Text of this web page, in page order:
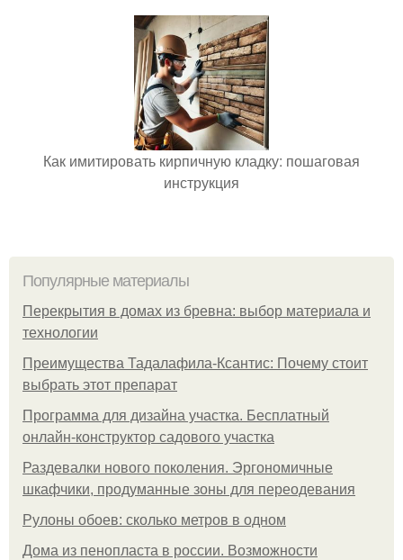
Как имитировать кирпичную кладку: пошаговая
инструкция
Популярные материалы
Перекрытия в домах из бревна: выбор материала и
технологии
Преимущества Тадалафила-Ксантис: Почему стоит
выбрать этот препарат
Программа для дизайна участка. Бесплатный
онлайн-конструктор садового участка
Раздевалки нового поколения. Эргономичные
шкафчики, продуманные зоны для переодевания
Рулоны обоев: сколько метров в одном
Дома из пенопласта в россии. Возможности